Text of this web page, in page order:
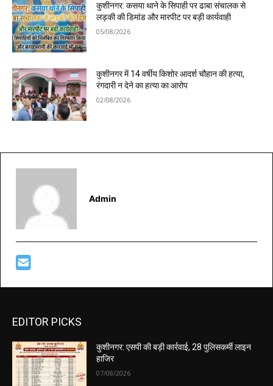
कुशीनगर: कसया थाने के सिपाही पर ढाबा संचालक से
लड़की की डिमांड और मारपीट पर बड़ी कार्यवाही
05/08/2026
कुशीनगर में 14 वर्षीय किशोर आदर्श चौहान की हत्या,
रंगदारी न देने का हत्या का आरोप
02/08/2026
Admin
EDITOR PICKS
कुशीनगर: एसपी की बड़ी कार्रवाई, 28 पुलिसकर्मी लाइन
हाजिर
07/08/2026